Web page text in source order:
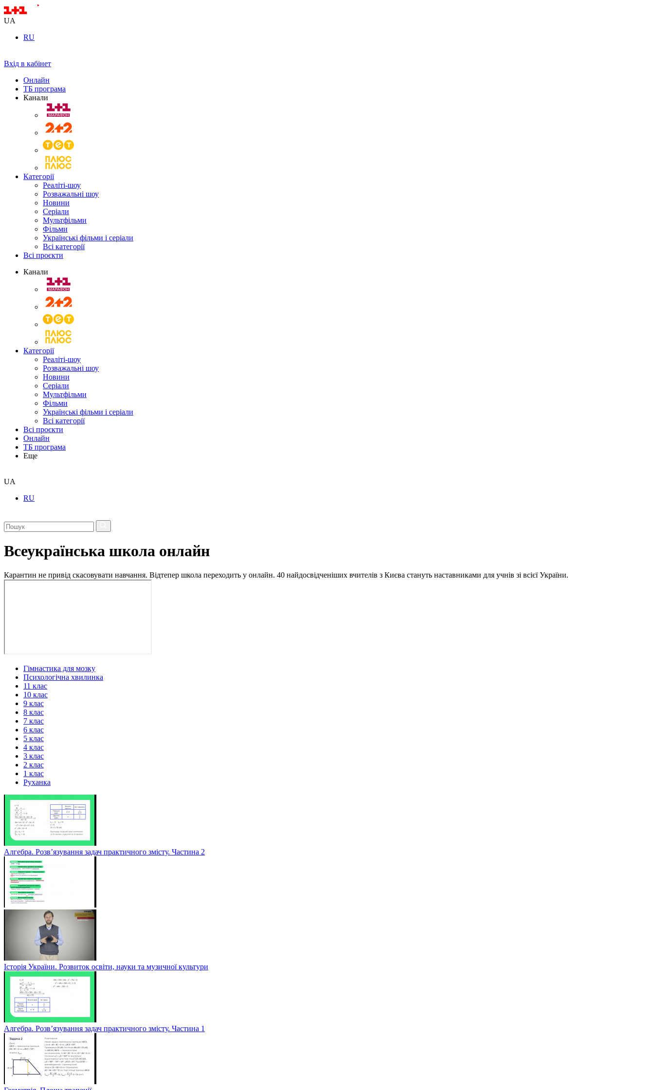
UA
RU
Вхід в кабінет
Онлайн
ТБ програма
Канали
Категорії
Реаліті-шоу
Розважальні шоу
Новини
Серіали
Мультфільми
Фільми
Українські фільми і серіали
Всі категорії
Всі проєкти
Канали
Категорії
Реаліті-шоу
Розважальні шоу
Новини
Серіали
Мультфільми
Фільми
Українські фільми і серіали
Всі категорії
Всі проєкти
Онлайн
ТБ програма
Еще
UA
RU
Всеукраїнська школа онлайн
Карантин не привід скасовувати навчання. Відтепер школа переходить у онлайн. 40 найдосвідченіших вчителів з Києва стануть наставниками для учнів зі всієї України.
Гімнастика для мозку
Психологічна хвилинка
11 клас
10 клас
9 клас
8 клас
7 клас
6 клас
5 клас
4 клас
3 клас
2 клас
1 клас
Руханка
Алгебра. Розв’язування задач практичного змісту. Частина 2
Історія України. Розвиток освіти, науки та музичної культури
Алгебра. Розв’язування задач практичного змісту. Частина 1